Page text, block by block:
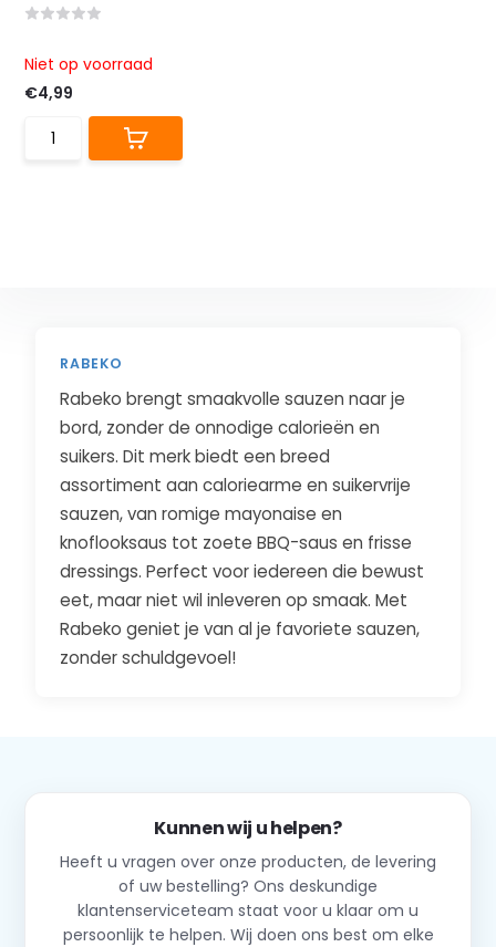
Niet op voorraad
€4,99
RABEKO
Rabeko brengt smaakvolle sauzen naar je
bord, zonder de onnodige calorieën en
suikers. Dit merk biedt een breed
assortiment aan caloriearme en suikervrije
sauzen, van romige mayonaise en
knoflooksaus tot zoete BBQ-saus en frisse
dressings. Perfect voor iedereen die bewust
eet, maar niet wil inleveren op smaak. Met
Rabeko geniet je van al je favoriete sauzen,
zonder schuldgevoel!
Kunnen wij u helpen?
Heeft u vragen over onze producten, de levering
of uw bestelling? Ons deskundige
klantenserviceteam staat voor u klaar om u
persoonlijk te helpen. Wij doen ons best om elke